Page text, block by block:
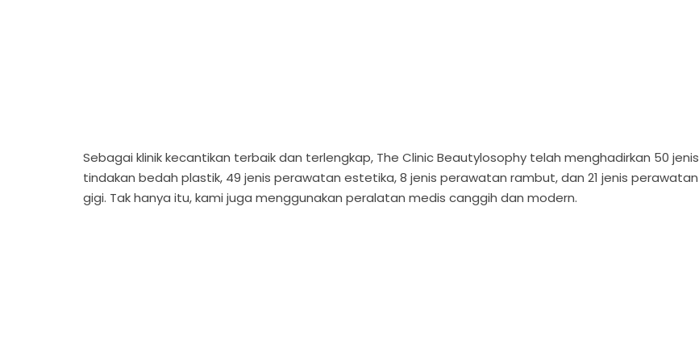
Sebagai klinik kecantikan terbaik dan terlengkap, The Clinic Beautylosophy telah menghadirkan 50 jenis
tindakan bedah plastik, 49 jenis perawatan estetika, 8 jenis perawatan rambut, dan 21 jenis perawatan
gigi. Tak hanya itu, kami juga menggunakan peralatan medis canggih dan modern.